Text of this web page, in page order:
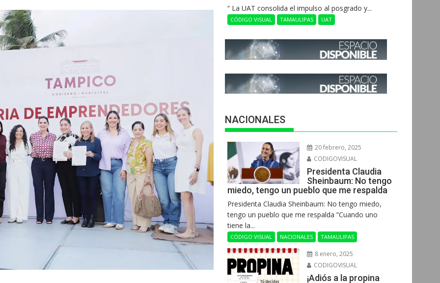
“ La UAT consolida el impulso al posgrado y...
CÓDIGO VISUAL TAMAULIPAS UAT
NACIONALES
20 febrero, 2025
CODIGOVISUAL
Presidenta Claudia
Sheinbaum: No tengo
miedo, tengo un pueblo que me respalda
Presidenta Claudia Sheinbaum: No tengo miedo,
tengo un pueblo que me respalda ”Cuando uno
tiene la...
CÓDIGO VISUAL NACIONALES TAMAULIPAS
8 enero, 2025
CODIGOVISUAL
¡Adiós a la propina